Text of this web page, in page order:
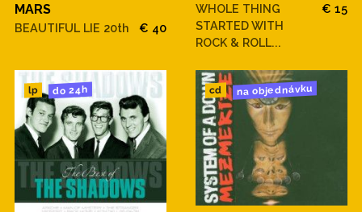
MARS
BEAUTIFUL LIE 20th € 40
WHOLE THING
STARTED WITH
ROCK & ROLL...
€ 15
lp do 24h cd na objednávku